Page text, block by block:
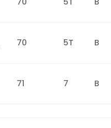
70 5T B
71 7 B